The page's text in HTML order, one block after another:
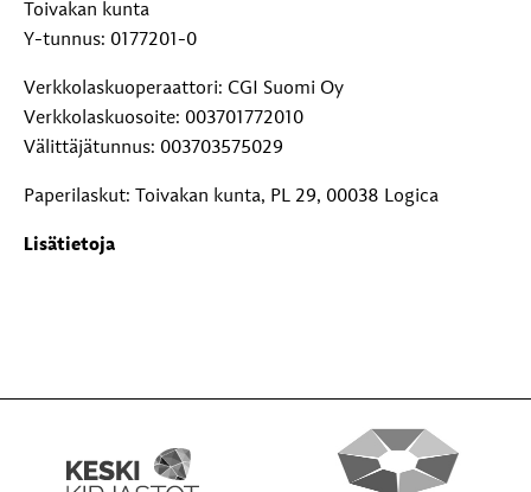
Toivakan kunta
Y-tunnus: 0177201-0
Verkkolaskuoperaattori: CGI Suomi Oy
Verkkolaskuosoite: 003701772010
Välittäjätunnus: 003703575029
Paperilaskut: Toivakan kunta, PL 29, 00038 Logica
Lisätietoja